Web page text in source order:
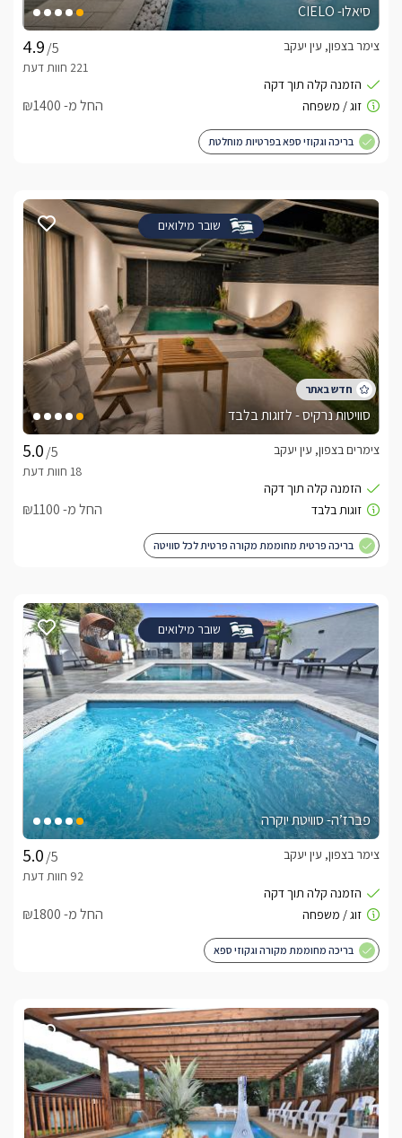
סיאלו- CIELO
/5
צימר בצפון, עין יעקב
החל מ- ₪1400
בריכה וגקוזי ספא בפרטיות מוחלטת
שובר מילואים
סוויטות נרקיס - לזוגות בלבד
/5
צימרים בצפון, עין יעקב
החל מ- ₪1100
בריכה פרטית מחוממת מקורה פרטית לכל סוויטה
שובר מילואים
פברז’ה- סוויטת יוקרה
/5
צימר בצפון, עין יעקב
החל מ- ₪1800
בריכה מחוממת מקורה וגקוזי ספא